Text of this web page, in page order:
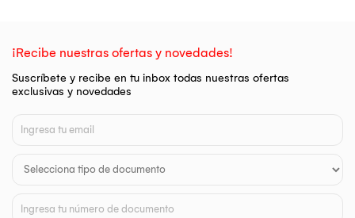
¡Recibe nuestras ofertas y novedades!
Suscríbete y recibe en tu inbox todas nuestras ofertas
exclusivas y novedades